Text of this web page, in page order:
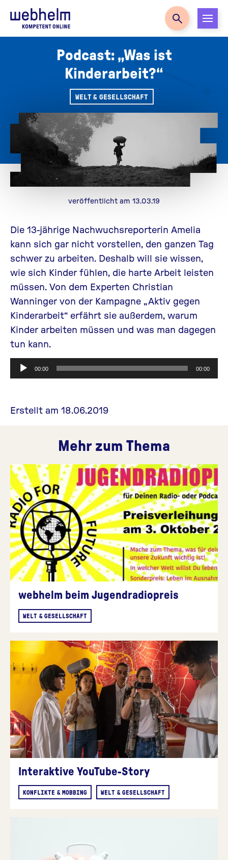
Zur Startseite
Podcast: „Was ist
Kinderarbeit?“
WELT & GESELLSCHAFT
veröffentlicht am 13.03.19
Die 13-jährige Nachwuchsreporterin Amelia
kann sich gar nicht vorstellen, den ganzen Tag
schwer zu arbeiten. Deshalb will sie wissen,
wie sich Kinder fühlen, die harte Arbeit leisten
müssen. Von dem Experten Christian
Wanninger von der Kampagne „Aktiv gegen
Kinderarbeit“ erfährt sie außerdem, warum
Kinder arbeiten müssen und was man dagegen
tun kann.
Audio-
Player
00:00 00:00
Erstellt am 18.06.2019
Mehr zum Thema
webhelm beim Jugendradiopreis
WELT & GESELLSCHAFT
Interaktive YouTube-Story
KONFLIKTE & MOBBING WELT & GESELLSCHAFT